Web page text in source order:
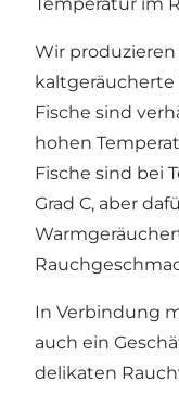
Wir produzieren
kaltgeräucherte
Fische sind
hohen
Fische sind bei
Grad C, aber
In Verbindung
auch ein
delikaten